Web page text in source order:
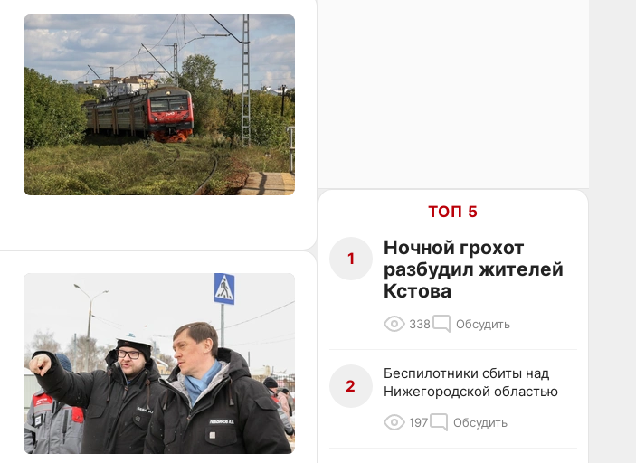
ТОП 5
1
Ночной грохот
разбудил жителей
Кстова
338 Обсудить
2
Беспилотники сбиты над
Нижегородской областью
197 Обсудить